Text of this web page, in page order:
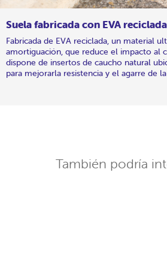
Suela fabricada con EVA reciclada
Fabricada de EVA reciclada, un material
amortiguación, que reduce el impacto al
dispone de insertos de caucho natural
para mejorarla resistencia y el agarre de
También podría